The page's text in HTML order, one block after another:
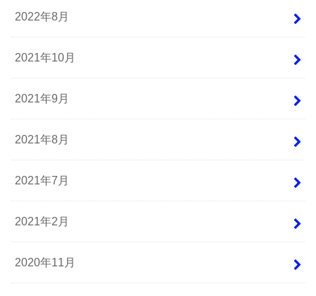
2022年8月
2021年10月
2021年9月
2021年8月
2021年7月
2021年2月
2020年11月